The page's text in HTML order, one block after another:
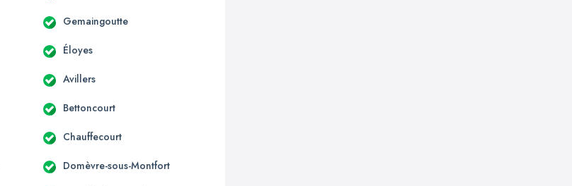
Gemaingoutte
Éloyes
Avillers
Bettoncourt
Chauffecourt
Domèvre-sous-Montfort